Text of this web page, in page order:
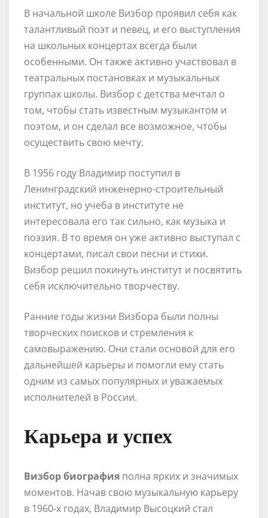
В начальной школе Визбор проявил себя как
талантливый поэт и певец, и его выступления
на школьных концертах всегда были
особенными. Он также активно участвовал в
театральных постановках и музыкальных
группах школы. Визбор с детства мечтал о
том, чтобы стать известным музыкантом и
поэтом, и он сделал все возможное, чтобы
осуществить свою мечту.
В 1956 году Владимир поступил в
Ленинградский инженерно-строительный
институт, но учеба в институте не
интересовала его так сильно, как музыка и
поэзия. В то время он уже активно выступал с
концертами, писал свои песни и стихи.
Визбор решил покинуть институт и посвятить
себя исключительно творчеству.
Ранние годы жизни Визбора были полны
творческих поисков и стремления к
самовыражению. Они стали основой для его
дальнейшей карьеры и помогли ему стать
одним из самых популярных и уважаемых
исполнителей в России.
Карьера и успех
Визбор биография полна ярких и значимых
моментов. Начав свою музыкальную карьеру
в 1960-х годах, Владимир Высоцкий стал